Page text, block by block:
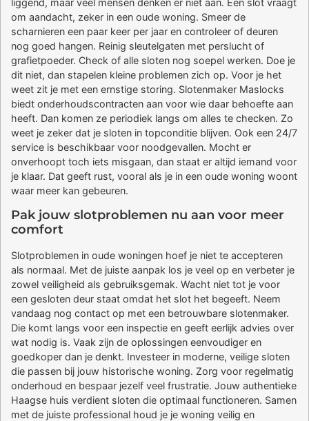
liggend, maar veel mensen denken er niet aan. Een slot vraagt
om aandacht, zeker in een oude woning. Smeer de
scharnieren een paar keer per jaar en controleer of deuren
nog goed hangen. Reinig sleutelgaten met perslucht of
grafietpoeder. Check of alle sloten nog soepel werken. Doe je
dit niet, dan stapelen kleine problemen zich op. Voor je het
weet zit je met een ernstige storing. Slotenmaker Maslocks
biedt onderhoudscontracten aan voor wie daar behoefte aan
heeft. Dan komen ze periodiek langs om alles te checken. Zo
weet je zeker dat je sloten in topconditie blijven. Ook een 24/7
service is beschikbaar voor noodgevallen. Mocht er
onverhoopt toch iets misgaan, dan staat er altijd iemand voor
je klaar. Dat geeft rust, vooral als je in een oude woning woont
waar meer kan gebeuren.
Pak jouw slotproblemen nu aan voor meer
comfort
Slotproblemen in oude woningen hoef je niet te accepteren
als normaal. Met de juiste aanpak los je veel op en verbeter je
zowel veiligheid als gebruiksgemak. Wacht niet tot je voor
een gesloten deur staat omdat het slot het begeeft. Neem
vandaag nog contact op met een betrouwbare slotenmaker.
Die komt langs voor een inspectie en geeft eerlijk advies over
wat nodig is. Vaak zijn de oplossingen eenvoudiger en
goedkoper dan je denkt. Investeer in moderne, veilige sloten
die passen bij jouw historische woning. Zorg voor regelmatig
onderhoud en bespaar jezelf veel frustratie. Jouw authentieke
Haagse huis verdient sloten die optimaal functioneren. Samen
met de juiste professional houd je je woning veilig en